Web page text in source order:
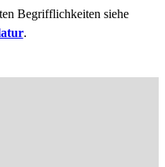
Begrifflichkeiten siehe
.